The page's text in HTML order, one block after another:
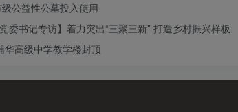
公益性公墓投入使用
党委书记专访】着力突出“三聚三新” 打造乡村振兴样板
华高级中学教学楼封顶